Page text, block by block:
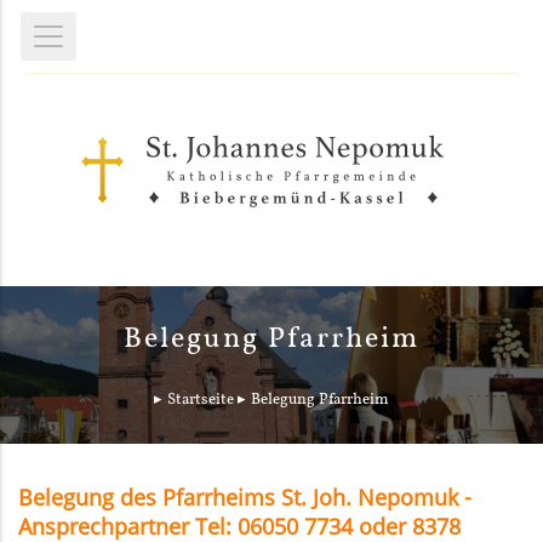
Belegung Pfarrheim
Startseite Belegung Pfarrheim
Belegung des Pfarrheims St. Joh. Nepomuk -
Ansprechpartner Tel: 06050 7734 oder 8378